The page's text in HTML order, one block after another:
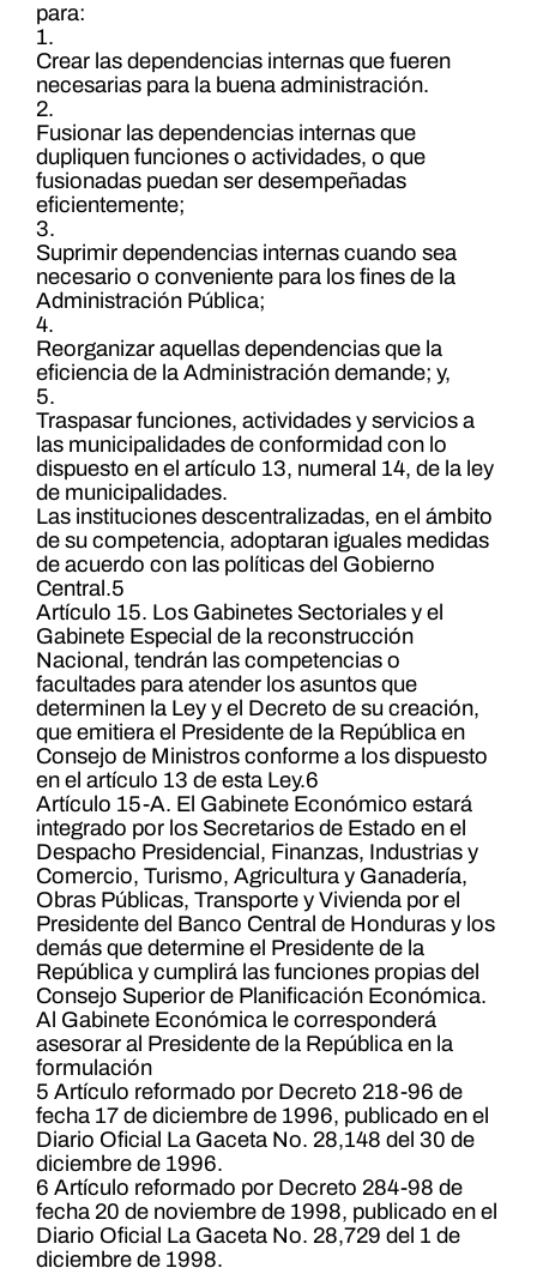
para:
1.
Crear las dependencias internas que fueren
necesarias para la buena administración.
2.
Fusionar las dependencias internas que
dupliquen funciones o actividades, o que
fusionadas puedan ser desempeñadas
eficientemente;
3.
Suprimir dependencias internas cuando sea
necesario o conveniente para los fines de la
Administración Pública;
4.
Reorganizar aquellas dependencias que la
eficiencia de la Administración demande; y,
5.
Traspasar funciones, actividades y servicios a
las municipalidades de conformidad con lo
dispuesto en el artículo 13, numeral 14, de la ley
de municipalidades.
Las instituciones descentralizadas, en el ámbito
de su competencia, adoptaran iguales medidas
de acuerdo con las políticas del Gobierno
Central.5
Artículo 15. Los Gabinetes Sectoriales y el
Gabinete Especial de la reconstrucción
Nacional, tendrán las competencias o
facultades para atender los asuntos que
determinen la Ley y el Decreto de su creación,
que emitiera el Presidente de la República en
Consejo de Ministros conforme a los dispuesto
en el artículo 13 de esta Ley.6
Artículo 15-A. El Gabinete Económico estará
integrado por los Secretarios de Estado en el
Despacho Presidencial, Finanzas, Industrias y
Comercio, Turismo, Agricultura y Ganadería,
Obras Públicas, Transporte y Vivienda por el
Presidente del Banco Central de Honduras y los
demás que determine el Presidente de la
República y cumplirá las funciones propias del
Consejo Superior de Planificación Económica.
Al Gabinete Económica le corresponderá
asesorar al Presidente de la República en la
formulación
5 Artículo reformado por Decreto 218-96 de
fecha 17 de diciembre de 1996, publicado en el
Diario Oficial La Gaceta No. 28,148 del 30 de
diciembre de 1996.
6 Artículo reformado por Decreto 284-98 de
fecha 20 de noviembre de 1998, publicado en el
Diario Oficial La Gaceta No. 28,729 del 1 de
diciembre de 1998.